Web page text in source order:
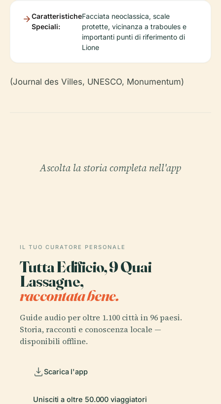
Caratteristiche
Speciali:
Facciata neoclassica, scale
protette, vicinanza a traboules e
importanti punti di riferimento di
Lione
(Journal des Villes, UNESCO, Monumentum)
Ascolta la storia completa nell'app
IL TUO CURATORE PERSONALE
Tutta Edificio, 9 Quai
Lassagne,
raccontata bene.
Guide audio per oltre 1.100 città in 96 paesi.
Storia, racconti e conoscenza locale —
disponibili offline.
Scarica l'app
Unisciti a oltre 50.000 viaggiatori